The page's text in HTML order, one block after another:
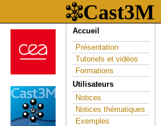
Accueil
Présentation
Tutoriels et vidéos
Formations
Utilisateurs
Notices
Notices thématiques
Exemples